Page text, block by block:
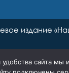
издание
сайта мы